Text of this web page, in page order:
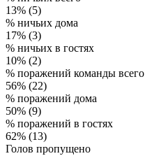
13% (5)
% ничьих дома
17% (3)
% ничьих в гостях
10% (2)
% поражений команды всего
56% (22)
% поражений дома
50% (9)
% поражений в гостях
62% (13)
Голов пропущено